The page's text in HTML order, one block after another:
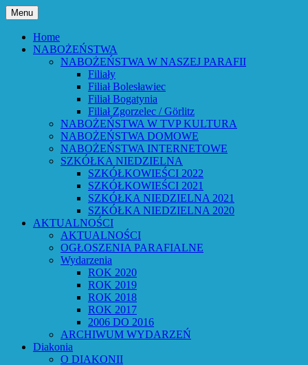
Przejdź
do
treściParafia Ewangelicko-
Augsburska w Lubaniu
czynię – Obj 21,5 – Słowo Boże Roku
Pańskiego 2026
Menu
Home
NABOŻEŃSTWA
NABOŻEŃSTWA W NASZEJ PARAFII
Filiały
Filiał Bolesławiec
Filiał Bogatynia
Filiał Zgorzelec / Görlitz
NABOŻEŃSTWA W TVP KULTURA
NABOŻEŃSTWA DOMOWE
NABOŻEŃSTWA INTERNETOWE
SZKÓŁKA NIEDZIELNA
SZKÓŁKOWIEŚCI 2022
SZKÓŁKOWIEŚCI 2021
SZKÓŁKA NIEDZIELNA 2021
SZKÓŁKA NIEDZIELNA 2020
AKTUALNOŚCI
AKTUALNOŚCI
OGŁOSZENIA PARAFIALNE
Wydarzenia
ROK 2020
ROK 2019
ROK 2018
ROK 2017
2006 DO 2016
ARCHIWUM WYDARZEŃ
Diakonia
O DIAKONII